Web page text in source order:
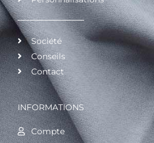
Société
Conseils
Contact
INFORMATIONS
Compte